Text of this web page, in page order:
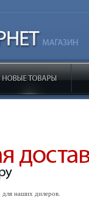
наших дилеров.